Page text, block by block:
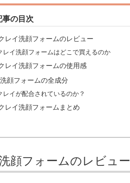
事の目次
レイ洗顔フォームのレビュー
レイ洗顔フォームはどこで買えるのか
レイ洗顔フォームの使用感
顔フォームの全成分
レイが配合されているのか？
レイ洗顔フォームまとめ
顔フォームのレビュー